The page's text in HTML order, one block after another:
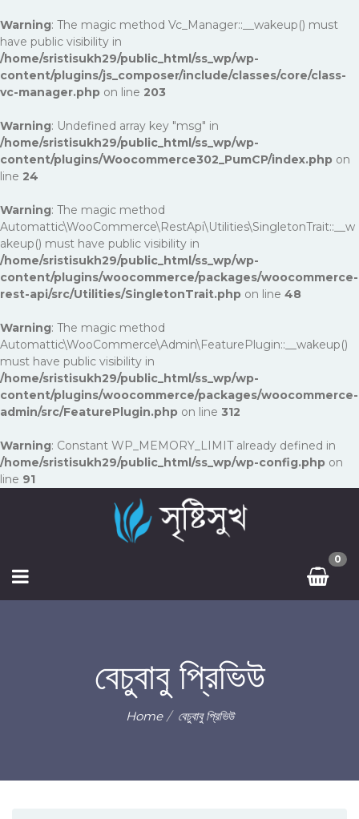
Warning: The magic method Vc_Manager::__wakeup() must
have public visibility in
/home/sristisukh29/public_html/ss_wp/wp-
content/plugins/js_composer/include/classes/core/class-
vc-manager.php on line 203
Warning: Undefined array key "msg" in
/home/sristisukh29/public_html/ss_wp/wp-
content/plugins/Woocommerce302_PumCP/index.php on
line 24
Warning: The magic method
Automattic\WooCommerce\RestApi\Utilities\SingletonTrait::__w
akeup() must have public visibility in
/home/sristisukh29/public_html/ss_wp/wp-
content/plugins/woocommerce/packages/woocommerce-
rest-api/src/Utilities/SingletonTrait.php on line 48
Warning: The magic method
Automattic\WooCommerce\Admin\FeaturePlugin::__wakeup()
must have public visibility in
/home/sristisukh29/public_html/ss_wp/wp-
content/plugins/woocommerce/packages/woocommerce-
admin/src/FeaturePlugin.php on line 312
Warning: Constant WP_MEMORY_LIMIT already defined in
/home/sristisukh29/public_html/ss_wp/wp-config.php on
line 91
0
বেচুবাবু প্রিভিউ
Home বেচুবাবু প্রিভিউ